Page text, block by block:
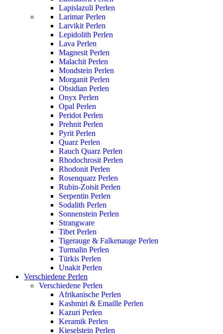
Lapislazuli Perlen
Larimar Perlen
Larvikit Perlen
Lepidolith Perlen
Lava Perlen
Magnesit Perlen
Malachit Perlen
Mondstein Perlen
Morganit Perlen
Obsidian Perlen
Onyx Perlen
Opal Perlen
Peridot Perlen
Prehnit Perlen
Pyrit Perlen
Quarz Perlen
Rauch Quarz Perlen
Rhodochrosit Perlen
Rhodonit Perlen
Rosenquarz Perlen
Rubin-Zoisit Perlen
Serpentin Perlen
Sodalith Perlen
Sonnenstein Perlen
Strangware
Tibet Perlen
Tigerauge & Falkenauge Perlen
Turmalin Perlen
Türkis Perlen
Unakit Perlen
Verschiedene Perlen
Verschiedene Perlen
Afrikanische Perlen
Kashmiri & Emaille Perlen
Kazuri Perlen
Keramik Perlen
Kieselstein Perlen